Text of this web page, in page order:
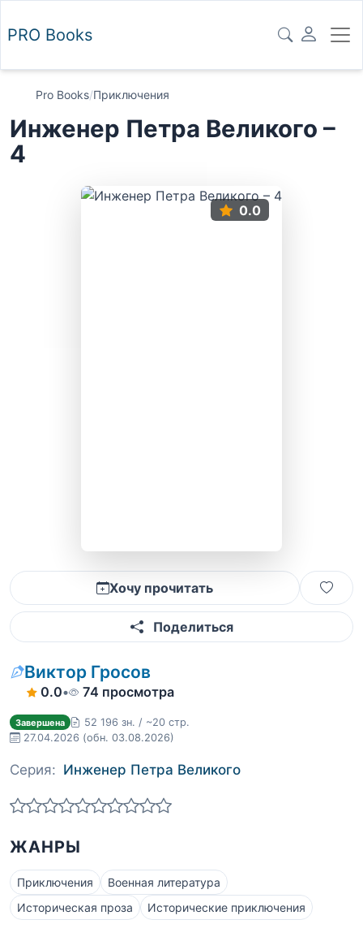
PRO Books
Pro Books/Приключения
Инженер Петра Великого –
4
0.0
Хочу прочитать
Поделиться
Виктор Гросов
0.0• 74 просмотра
Завершена
52 196 зн. / ~20 стр.
27.04.2026 (обн. 03.08.2026)
Серия: Инженер Петра Великого
ЖАНРЫ
Приключения
Военная литература
Историческая проза
Исторические приключения